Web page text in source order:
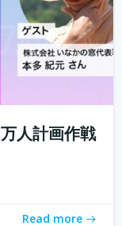
人計画作戦
Read more
加速化すること
事ってあるの？そ